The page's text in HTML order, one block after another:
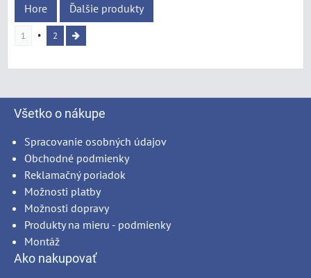
Hore Ďalšie produkty
1 2
Všetko o nákupe
Spracovanie osobných údajov
Obchodné podmienky
Reklamačný poriadok
Možnosti platby
Možnosti dopravy
Produkty na mieru - podmienky
Montáž
Ako nakupovať